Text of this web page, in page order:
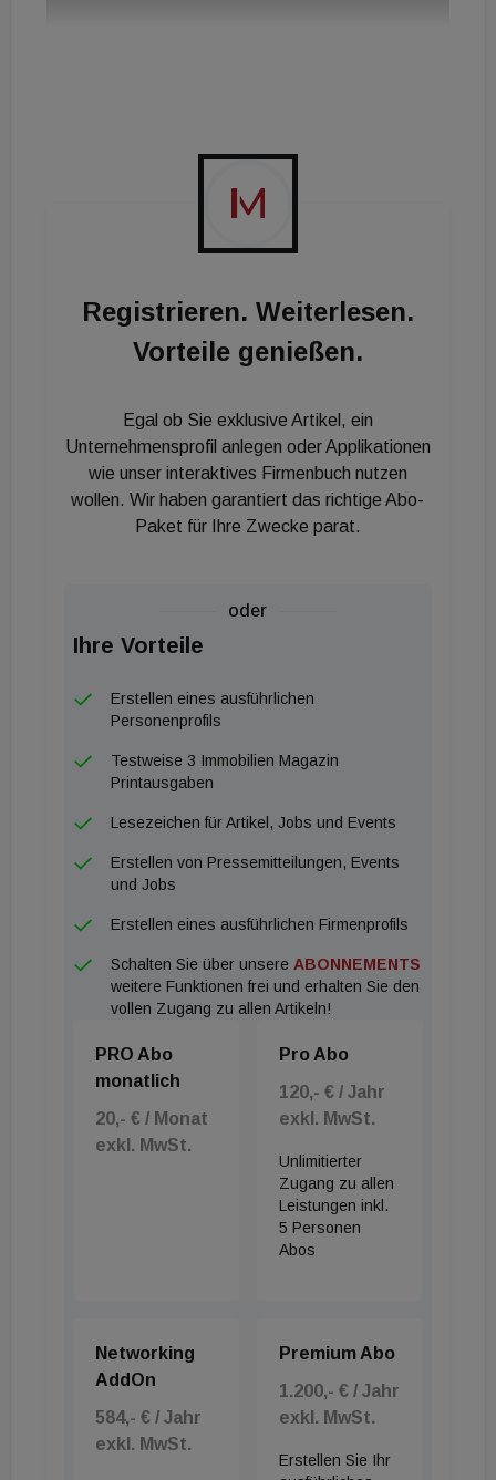
Registrieren. Weiterlesen.
Vorteile genießen.
Egal ob Sie exklusive Artikel, ein
Unternehmensprofil anlegen oder Applikationen
wie unser interaktives Firmenbuch nutzen
wollen. Wir haben garantiert das richtige Abo-
Paket für Ihre Zwecke parat.
oder
Ihre Vorteile
Erstellen eines ausführlichen
Personenprofils
Testweise 3 Immobilien Magazin
Printausgaben
Lesezeichen für Artikel, Jobs und Events
Erstellen von Pressemitteilungen, Events
und Jobs
Erstellen eines ausführlichen Firmenprofils
Schalten Sie über unsere ABONNEMENTS
weitere Funktionen frei und erhalten Sie den
vollen Zugang zu allen Artikeln!
PRO Abo
monatlich
20,- € / Monat
exkl. MwSt.
Pro Abo
120,- € / Jahr
exkl. MwSt.
Unlimitierter
Zugang zu allen
Leistungen inkl.
5 Personen
Abos
Networking
AddOn
584,- € / Jahr
exkl. MwSt.
Premium Abo
1.200,- € / Jahr
exkl. MwSt.
Erstellen Sie Ihr